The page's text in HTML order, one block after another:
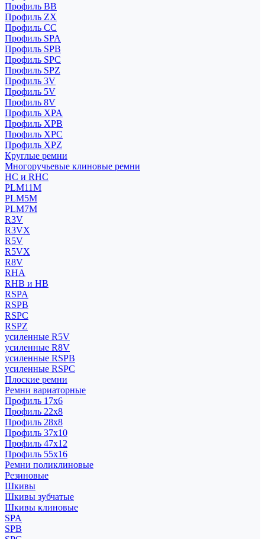
Профиль BB
Профиль ZX
Профиль CC
Профиль SPA
Профиль SPB
Профиль SPC
Профиль SPZ
Профиль 3V
Профиль 5V
Профиль 8V
Профиль XPA
Профиль XPB
Профиль XPC
Профиль XPZ
Круглые ремни
Многоручьевые клиновые ремни
HC и RHC
PLM11M
PLM5M
PLM7M
R3V
R3VX
R5V
R5VX
R8V
RHA
RHB и HB
RSPA
RSPB
RSPC
RSPZ
усиленные R5V
усиленные R8V
усиленные RSPB
усиленные RSPC
Плоские ремни
Ремни вариаторные
Профиль 17x6
Профиль 22x8
Профиль 28x8
Профиль 37x10
Профиль 47x12
Профиль 55x16
Ремни поликлиновые
Резиновые
Шкивы
Шкивы зубчатые
Шкивы клиновые
SPA
SPB